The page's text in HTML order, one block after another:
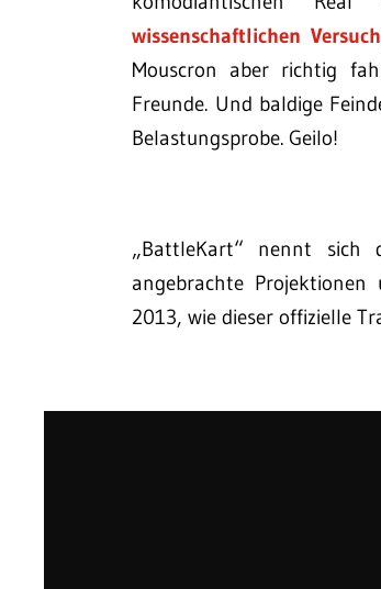
wissenschaftlichen Versuch
Mouscron aber richtig
Freunde. Und baldige
Belastungsprobe. Geilo!
„BattleKart“ nennt
angebrachte
2013, wie dieser offizielle